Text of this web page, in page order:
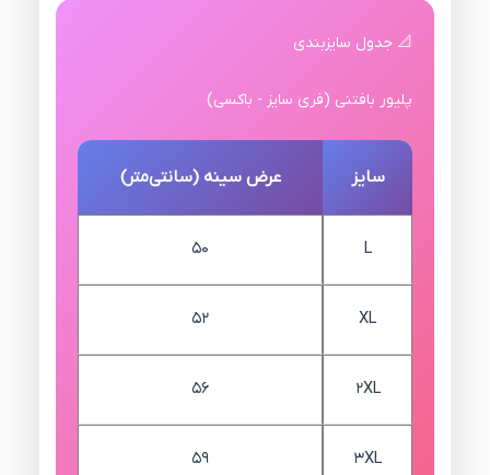
📐 جدول سایزبندی
پلیور بافتنی (فری سایز - باکسی)
سایز عرض سینه (سانتی‌متر)
L
50
XL
52
2XL
56
3XL
59